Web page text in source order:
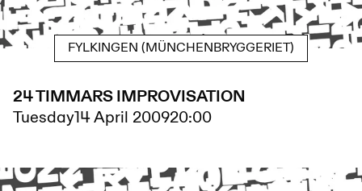
FYLKINGEN (MÜNCHENBRYGGERIET)
24 TIMMARS IMPROVISATION
Tuesday14 April 200920:00